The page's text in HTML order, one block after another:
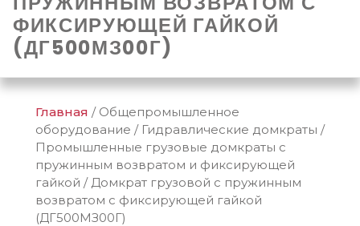
ФИКСИРУЮЩЕЙ ГАЙКОЙ
(ДГ500МЗ00Г)
Главная / Общепромышленное
оборудование / Гидравлические домкраты /
Промышленные грузовые домкраты с
пружинным возвратом и фиксирующей
гайкой / Домкрат грузовой с пружинным
возвратом с фиксирующей гайкой
(ДГ500МЗ00Г)